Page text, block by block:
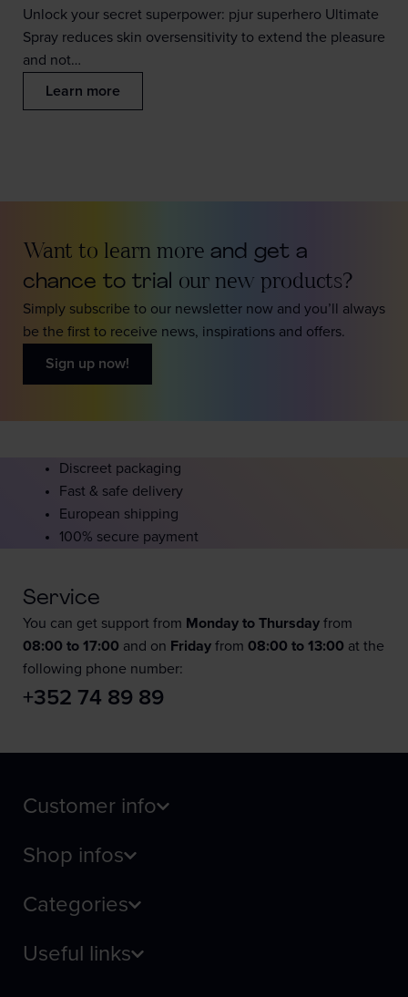
Unlock your secret superpower: pjur superhero Ultimate
Spray reduces skin oversensitivity to extend the pleasure
and not…
Learn more
Want to learn more and get a
chance to trial our new products?
Simply subscribe to our newsletter now and you’ll always
be the first to receive news, inspirations and offers.
Sign up now!
Discreet packaging
Fast & safe delivery
European shipping
100% secure payment
Service
You can get support from Monday to Thursday from
08:00 to 17:00 and on Friday from 08:00 to 13:00 at the
following phone number:
+352 74 89 89
Customer info
Shop infos
Categories
Useful links